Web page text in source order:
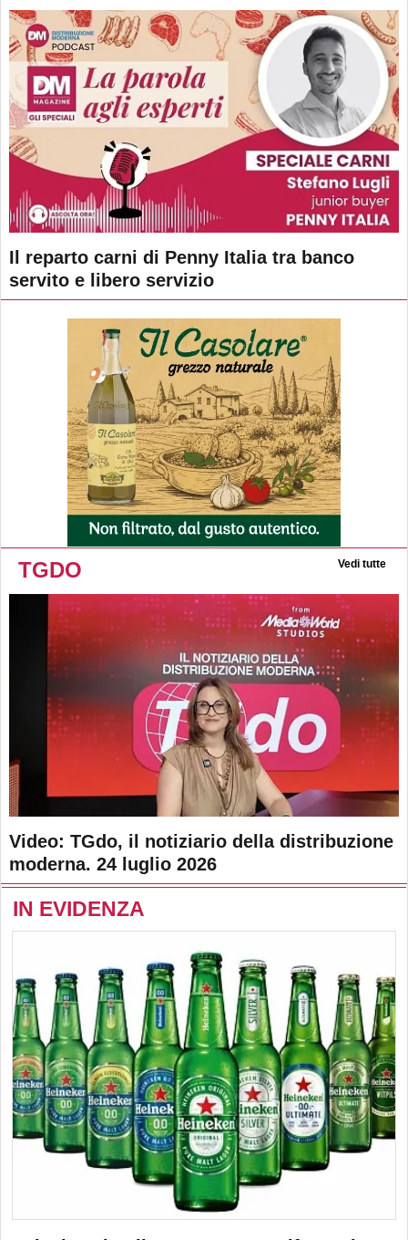
Il reparto carni di Penny Italia tra banco
servito e libero servizio
TGDO Vedi tutte
Video: TGdo, il notiziario della distribuzione
moderna. 24 luglio 2026
IN EVIDENZA